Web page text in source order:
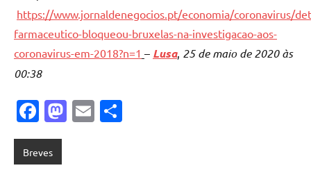
https://www.jornaldenegocios.pt/economia/coronavirus/
farmaceutico-bloqueou-bruxelas-na-investigacao-aos-
coronavirus-em-2018?n=1 – Lusa, 25 de maio de 2020 às
00:38
Facebook
Mastodon
Email
Breves